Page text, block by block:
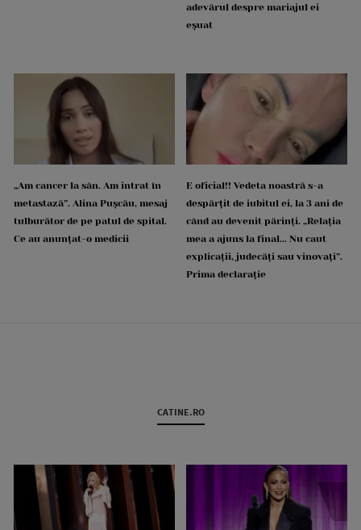
adevărul despre mariajul ei
eșuat
„Am cancer la sân. Am intrat în
metastază”. Alina Pușcău, mesaj
tulburător de pe patul de spital.
Ce au anunțat-o medicii
E oficial!! Vedeta noastră s-a
despărțit de iubitul ei, la 3 ani de
când au devenit părinți. „Relația
mea a ajuns la final... Nu caut
explicații, judecăți sau vinovați”.
Prima declarație
CATINE.RO